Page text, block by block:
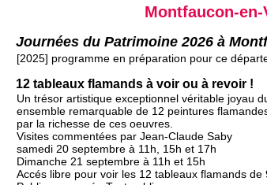
Montfaucon-en-
Journées du Patrimoine 2026 à
[2025] programme en préparation pour ce
12 tableaux flamands à voir ou à revoir !
Un trésor artistique exceptionnel véritable joyau
ensemble remarquable de 12 peintures
par la richesse de ces oeuvres.
Visites commentées par Jean-Claude Saby
samedi 20 septembre à 11h, 15h et 17h
Dimanche 21 septembre à 11h et 15h
Accés libre pour voir les 12 tableaux flamands de